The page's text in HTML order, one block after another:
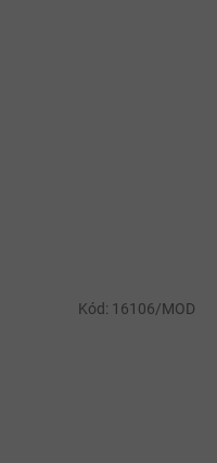
Kód: 16106/MOD